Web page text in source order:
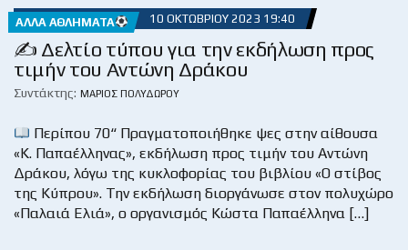
ΆΛΛΑ ΑΘΛΉΜΑΤΑ 10 ΟΚΤΩΒΡΊΟΥ 2023 19:40
✍ Δελτίο τύπου για την εκδήλωση προς
τιμήν του Αντώνη Δράκου
Συντάκτης: ΜΆΡΙΟΣ ΠΟΛΥΔΏΡΟΥ
Περίπου 70“ Πραγματοποιήθηκε ψες στην αίθουσα
«Κ. Παπαέλληνας», εκδήλωση προς τιμήν του Αντώνη
Δράκου, λόγω της κυκλοφορίας του βιβλίου «Ο στίβος
της Κύπρου». Την εκδήλωση διοργάνωσε στον πολυχώρο
«Παλαιά Ελιά», ο οργανισμός Κώστα Παπαέλληνα […]